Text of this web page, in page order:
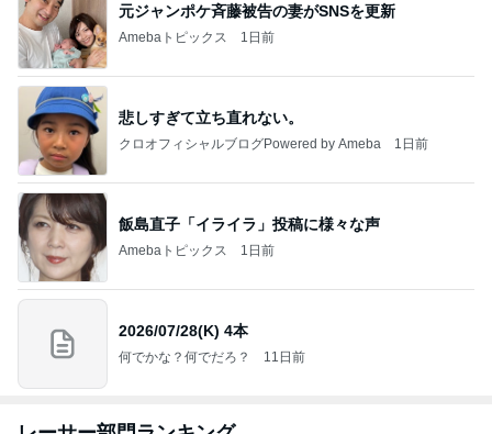
元ジャンポケ斉藤被告の妻がSNSを更新
Amebaトピックス 1日前
悲しすぎて立ち直れない。
クロオフィシャルブログPowered by Ameba 1日前
飯島直子「イライラ」投稿に様々な声
Amebaトピックス 1日前
2026/07/28(K) 4本
何でかな？何でだろ？ 11日前